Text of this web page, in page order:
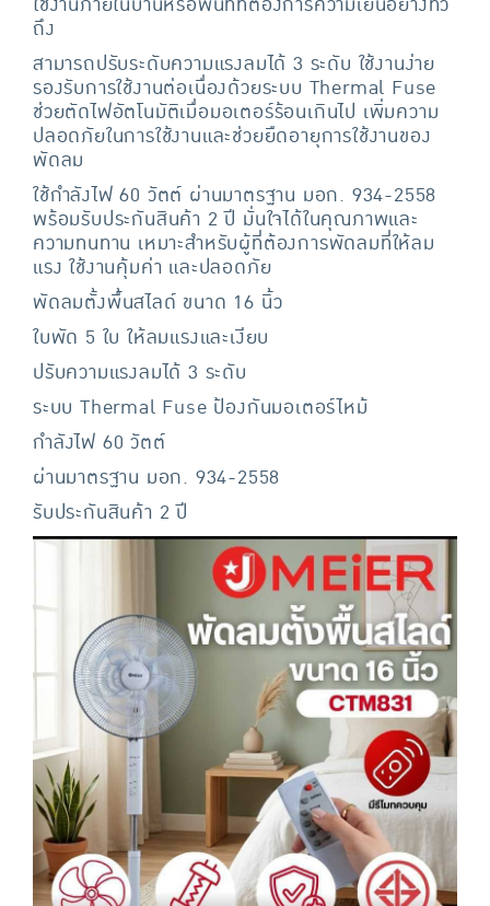
ถึง
สามารถปรับระดับความแรงลมได้ 3 ระดับ ใช้งานง่าย
รองรับการใช้งานต่อเนื่องด้วยระบบ Thermal Fuse
ช่วยตัดไฟอัตโนมัติเมื่อมอเตอร์ร้อนเกินไป เพิ่มความ
ปลอดภัยในการใช้งานและช่วยยืดอายุการใช้งานของ
พัดลม
ใช้กำลังไฟ 60 วัตต์ ผ่านมาตรฐาน มอก. 934-2558
พร้อมรับประกันสินค้า 2 ปี มั่นใจได้ในคุณภาพและ
ความทนทาน เหมาะสำหรับผู้ที่ต้องการพัดลมที่ให้ลม
แรง ใช้งานคุ้มค่า และปลอดภัย
พัดลมตั้งพื้นสไลด์ ขนาด 16 นิ้ว
ใบพัด 5 ใบ ให้ลมแรงและเงียบ
ปรับความแรงลมได้ 3 ระดับ
ระบบ Thermal Fuse ป้องกันมอเตอร์ไหม้
กำลังไฟ 60 วัตต์
ผ่านมาตรฐาน มอก. 934-2558
รับประกันสินค้า 2 ปี